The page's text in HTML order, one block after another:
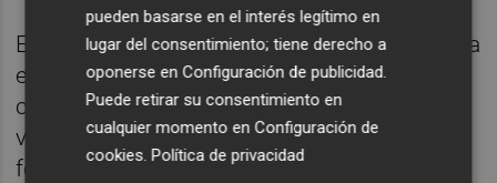
Estos elementos representan la historia de la
extintaMarie Claire, que en pocos días verá
cómo sus instalaciones quedan totalmente
vacías. En febrero, cuando se marchó de
forma unilateral su último propietario,
pueden basarse en el interés legítimo en
lugar del consentimiento; tiene derecho a
oponerse enConfiguración de publicidad.
Puede retirar su consentimiento en
cualquier momento enConfiguración de
cookies.Política de privacidad